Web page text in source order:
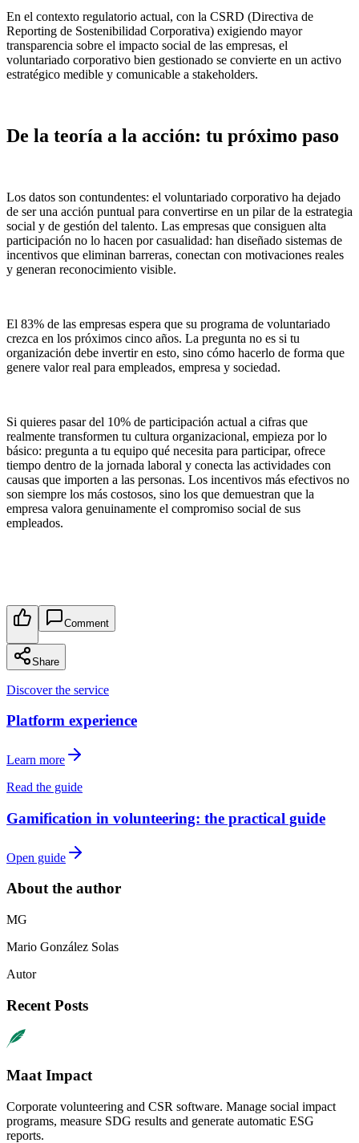
En el contexto regulatorio actual, con la CSRD (Directiva de
Reporting de Sostenibilidad Corporativa) exigiendo mayor
transparencia sobre el impacto social de las empresas, el
voluntariado corporativo bien gestionado se convierte en un activo
estratégico medible y comunicable a stakeholders.
De la teoría a la acción: tu próximo paso
Los datos son contundentes: el voluntariado corporativo ha dejado
de ser una acción puntual para convertirse en un pilar de la estrategia
social y de gestión del talento. Las empresas que consiguen alta
participación no lo hacen por casualidad: han diseñado sistemas de
incentivos que eliminan barreras, conectan con motivaciones reales
y generan reconocimiento visible.
El 83% de las empresas espera que su programa de voluntariado
crezca en los próximos cinco años. La pregunta no es si tu
organización debe invertir en esto, sino cómo hacerlo de forma que
genere valor real para empleados, empresa y sociedad.
Si quieres pasar del 10% de participación actual a cifras que
realmente transformen tu cultura organizacional, empieza por lo
básico: pregunta a tu equipo qué necesita para participar, ofrece
tiempo dentro de la jornada laboral y conecta las actividades con
causas que importen a las personas. Los incentivos más efectivos no
son siempre los más costosos, sino los que demuestran que la
empresa valora genuinamente el compromiso social de sus
empleados.
Comment
Share
Discover the service
Platform experience
Learn more
Read the guide
Gamification in volunteering: the practical guide
Open guide
About the author
MG
Mario González Solas
Autor
Recent Posts
Maat Impact
Corporate volunteering and CSR software. Manage social impact
programs, measure SDG results and generate automatic ESG
reports.